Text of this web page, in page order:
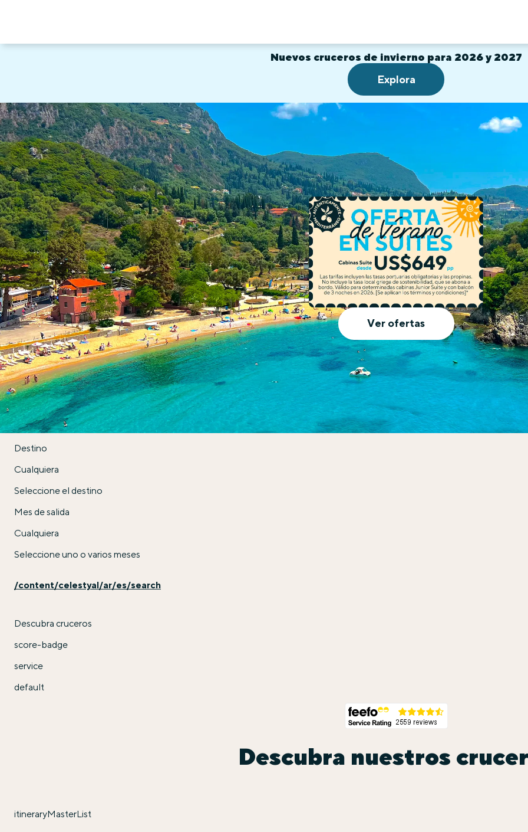
Nuevos cruceros de invierno para 2026 y 2027
Explora
Celestyal
Ver ofertas
Destino
Cualquiera
Seleccione el destino
Mes de salida
Cualquiera
Seleccione uno o varios meses
/content/celestyal/ar/es/search
Descubra cruceros
score-badge
service
default
Descubra nuestros
itineraryMasterList